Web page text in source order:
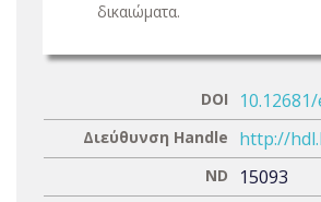
δικαιώματα.
DOI
Διεύθυνση Handle http://
ND 15093